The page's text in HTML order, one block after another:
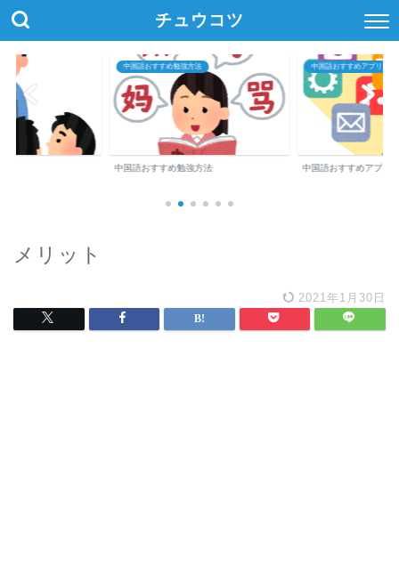
チュウコツ
中国語おすすめ勉強方法
中国語おすすめ勉強方法
中国語おすすめアプリ・参
中国語おすすめアプリ
メリット
2021年1月30日